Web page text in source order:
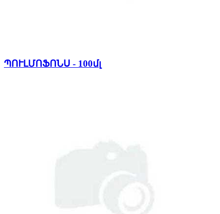
ՊՈՒԼՄՈՖՈՆՍ - 100մլ